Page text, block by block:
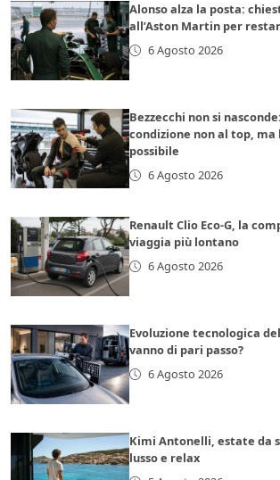
Alonso alza la posta:
all’Aston Martin per
6 Agosto 2026
Bezzecchi non si
condizione non al top,
possibile
6 Agosto 2026
Renault Clio Eco-G, la
viaggia più lontano
6 Agosto 2026
Evoluzione tecnologica
vanno di pari passo?
6 Agosto 2026
Kimi Antonelli, estate da
lusso e relax